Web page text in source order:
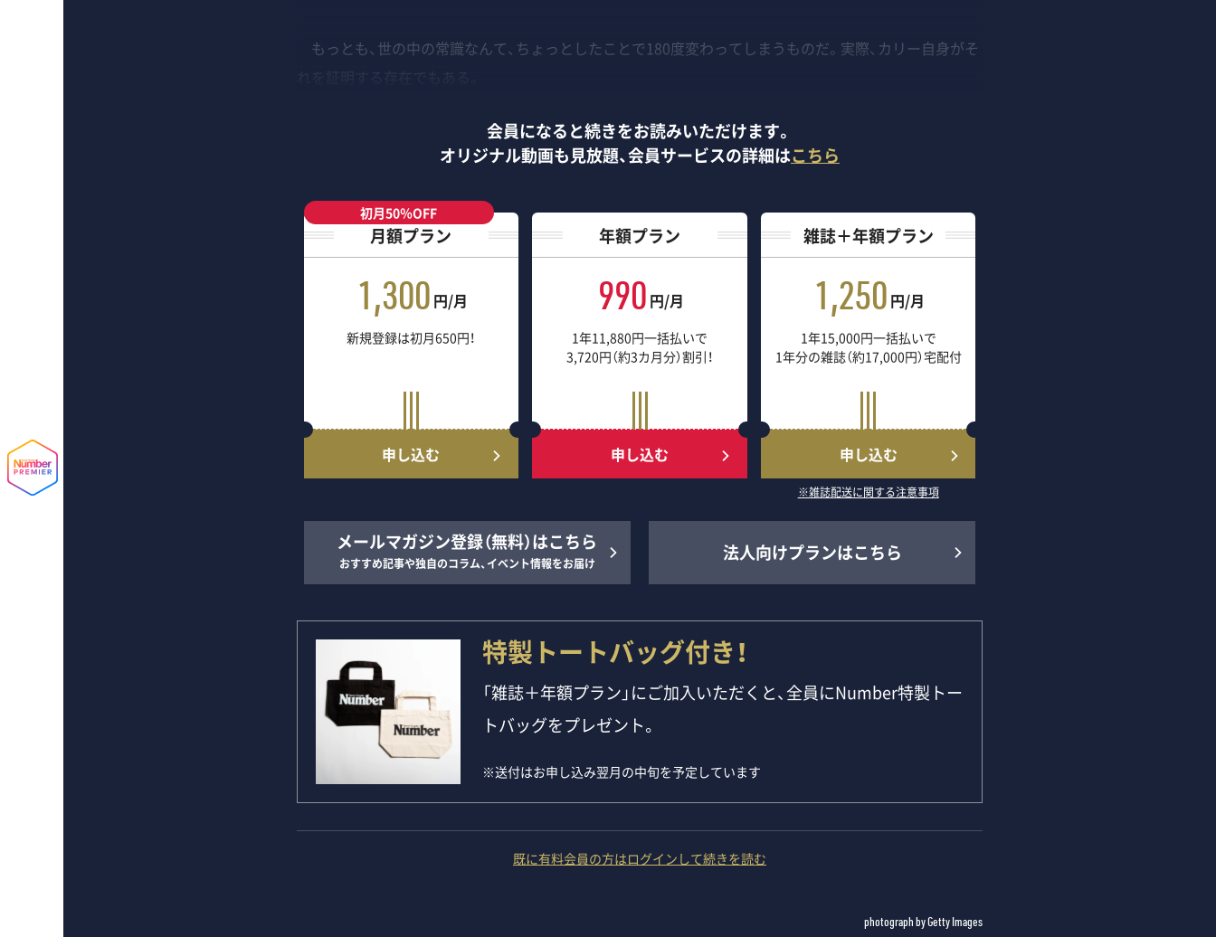
もっとも、世の中の常識なんて、ちょっとしたことで180度変わってしまうものだ。実際、カリー自身がそ
会員になると続きをお読みいただけます。
オリジナル動画も見放題、会員サービスの詳細はこちら
初月50％OFF
月額プラン
1,300 円/月
新規登録は初月650円！
申し込む
年額プラン
990 円/月
1年11,880円一括払いで
3,720円（約3カ月分）割引！
申し込む
雑誌＋年額プラン
1,250 円/月
1年15,000円一括払いで
1年分の雑誌（約17,000円）宅配付
申し込む
※雑誌配送に関する注意事項
メールマガジン登録（無料）はこちら
おすすめ記事や独自のコラム、イベント情報をお届け 法人向けプランはこちら
特製トートバッグ付き！
「雑誌＋年額プラン」にご加入いただくと、全員にNumber特製トー
トバッグをプレゼント。
※送付はお申し込み翌月の中旬を予定しています
既に有料会員の方はログインして続きを読む
photograph by Getty Images